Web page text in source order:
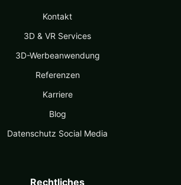
Kontakt
3D & VR Services
3D-Werbeanwendung
Referenzen
Karriere
Blog
Datenschutz Social Media
Rechtliches